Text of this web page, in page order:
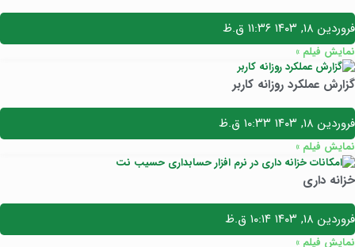
فروردین ۱۸, ۱۴۰۳ ۱۱:۳۶ ق.ظ
نمایش فیلم »
گزارش عملکرد روزانه کاربر
فروردین ۱۸, ۱۴۰۳ ۱۰:۳۳ ق.ظ
نمایش فیلم »
خزانه داری
فروردین ۱۸, ۱۴۰۳ ۱۰:۱۴ ق.ظ
نمایش فیلم »